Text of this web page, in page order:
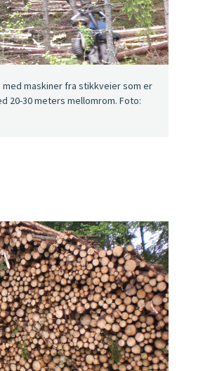
maskiner fra stikkveier som er
20-30 meters mellomrom. Foto: